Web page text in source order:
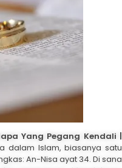
Yang Pegang Kendali |
dalam Islam, biasanya satu
An-Nisa ayat 34. Di sana